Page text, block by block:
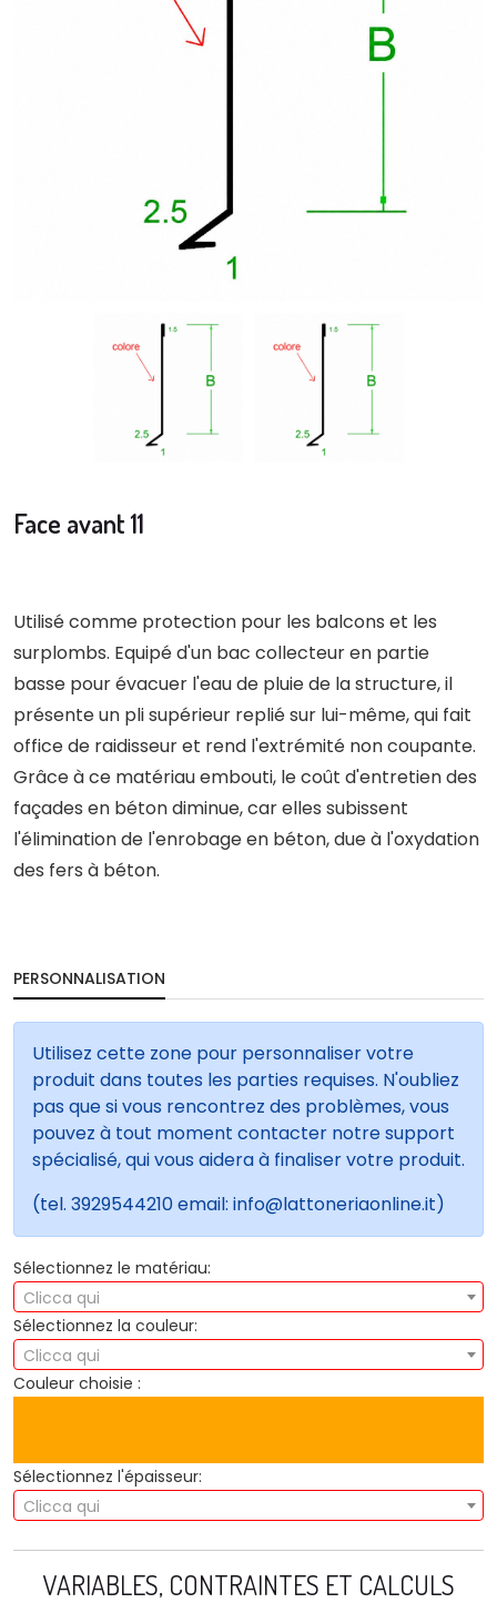
Face avant 11
Utilisé comme protection pour les balcons et les
surplombs. Equipé d'un bac collecteur en partie
basse pour évacuer l'eau de pluie de la structure, il
présente un pli supérieur replié sur lui-même, qui fait
office de raidisseur et rend l'extrémité non coupante.
Grâce à ce matériau embouti, le coût d'entretien des
façades en béton diminue, car elles subissent
l'élimination de l'enrobage en béton, due à l'oxydation
des fers à béton.
PERSONNALISATION
Utilisez cette zone pour personnaliser votre
produit dans toutes les parties requises. N'oubliez
pas que si vous rencontrez des problèmes, vous
pouvez à tout moment contacter notre support
spécialisé, qui vous aidera à finaliser votre produit.
(tel. 3929544210 email: info@lattoneriaonline.it)
Sélectionnez le matériau:
Clicca qui
Sélectionnez la couleur:
Clicca qui
Couleur choisie :
Sélectionnez l'épaisseur:
Clicca qui
VARIABLES, CONTRAINTES ET CALCULS